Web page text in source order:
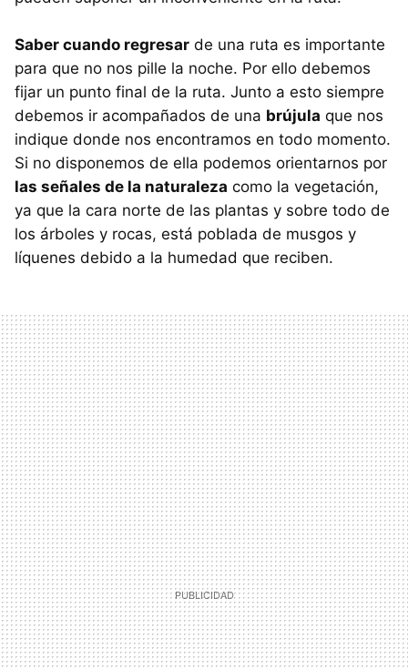
Saber cuando regresar de una ruta es importante
para que no nos pille la noche. Por ello debemos
fijar un punto final de la ruta. Junto a esto siempre
debemos ir acompañados de una brújula que nos
indique donde nos encontramos en todo momento.
Si no disponemos de ella podemos orientarnos por
las señales de la naturaleza como la vegetación,
ya que la cara norte de las plantas y sobre todo de
los árboles y rocas, está poblada de musgos y
líquenes debido a la humedad que reciben.